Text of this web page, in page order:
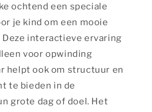
ochtend een speciale
je kind om een mooie
interactieve ervaring
voor opwinding
helpt ook om structuur en
te bieden in de
grote dag of doel. Het